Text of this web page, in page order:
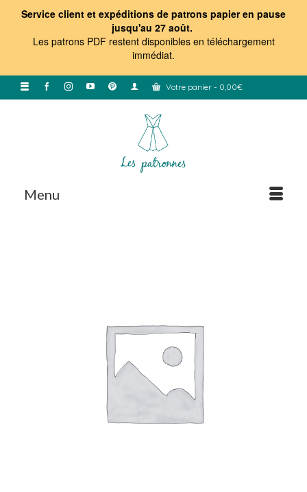
Service client et expéditions de patrons papier en pause
jusqu'au 27 août.
Les patrons PDF restent disponibles en téléchargement
immédiat.
Votre panier - 0,00€
Menu